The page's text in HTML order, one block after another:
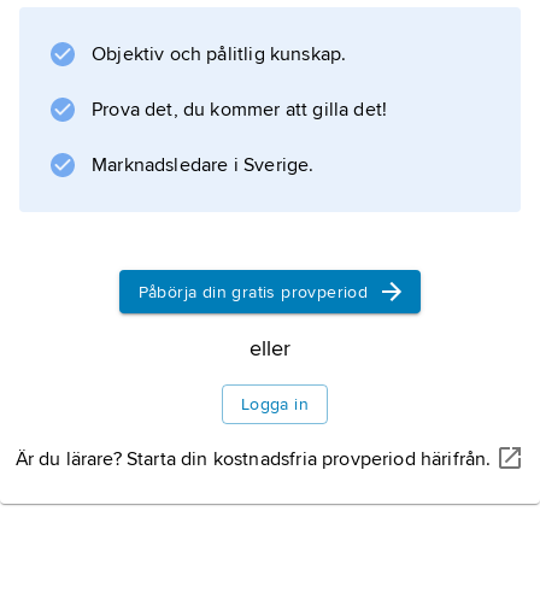
Objektiv och pålitlig kunskap.
Prova det, du kommer att gilla det!
Marknadsledare i Sverige.
Påbörja din gratis provperiod
eller
Logga in
Är du lärare? Starta din kostnadsfria provperiod härifrån.